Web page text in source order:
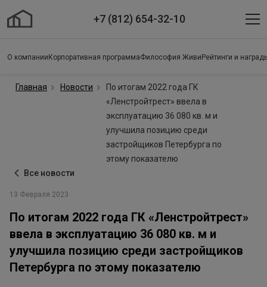
+7 (812) 654-32-10
О компании Корпоративная программаФилософия Живи Рейтинги и
Главная Новости
По итогам 2022 года ГК
«Ленстройтрест» ввела в
эксплуатацию 36 080 кв. м и
улучшила позицию среди
застройщиков Петербурга по
этому показателю
Все новости
13 Февраля 2023
По итогам 2022 года ГК «Ленстройтрест»
ввела в эксплуатацию 36 080 кв. м и
улучшила позицию среди застройщиков
Петербурга по этому показателю